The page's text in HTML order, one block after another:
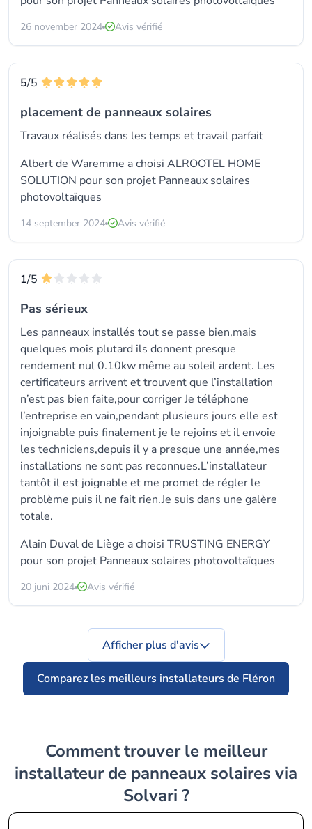
26 november 2024 Avis vérifié
5/5
placement de panneaux solaires
Travaux réalisés dans les temps et travail parfait
Albert de Waremme a choisi ALROOTEL HOME
SOLUTION pour son projet Panneaux solaires
photovoltaïques
14 september 2024 Avis vérifié
1/5
Pas sérieux
Les panneaux installés tout se passe bien,mais
quelques mois plutard ils donnent presque
rendement nul 0.10kw même au soleil ardent. Les
certificateurs arrivent et trouvent que l’installation
n’est pas bien faite,pour corriger Je téléphone
l’entreprise en vain,pendant plusieurs jours elle est
injoignable puis finalement je le rejoins et il envoie
les techniciens,depuis il y a presque une année,mes
installations ne sont pas reconnues.L’installateur
tantôt il est joignable et me promet de régler le
problème puis il ne fait rien.Je suis dans une galère
totale.
Alain Duval de Liège a choisi TRUSTING ENERGY
pour son projet Panneaux solaires photovoltaïques
20 juni 2024 Avis vérifié
Comparez les meilleurs installateurs de Fléron
Afficher plus d'avis
Comment trouver le meilleur
installateur de panneaux solaires via
Solvari ?